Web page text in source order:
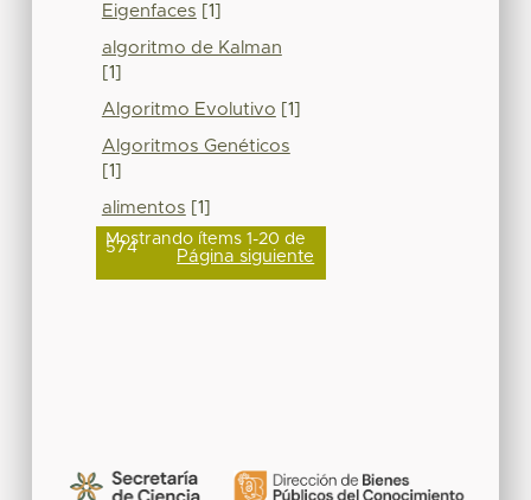
Eigenfaces [1]
algoritmo de Kalman
[1]
Algoritmo Evolutivo [1]
Algoritmos Genéticos
[1]
alimentos [1]
Mostrando ítems 1-20 de
574 Página siguiente